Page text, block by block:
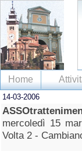
Home
14-03-2006
mercoledì 15
Volta 2 -